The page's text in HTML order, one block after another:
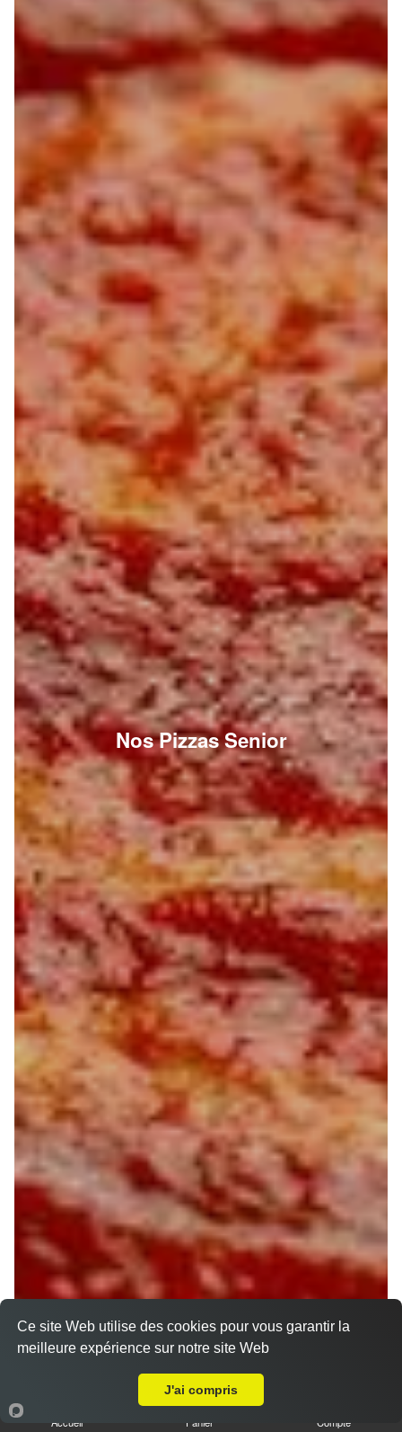
Nos Pizzas Senior
Accueil Panier Compte
Ce site Web utilise des cookies pour vous garantir la
meilleure expérience sur notre site Web
J'ai compris